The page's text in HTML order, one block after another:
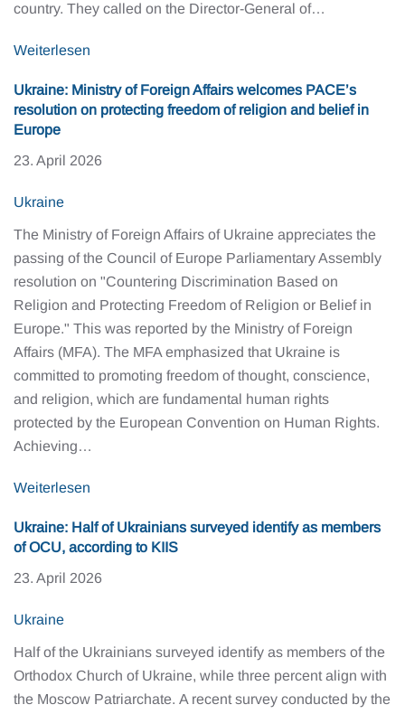
country. They called on the Director-General of…
Weiterlesen
Ukraine: Ministry of Foreign Affairs welcomes PACE’s
resolution on protecting freedom of religion and belief in
Europe
23. April 2026
Ukraine
The Ministry of Foreign Affairs of Ukraine appreciates the
passing of the Council of Europe Parliamentary Assembly
resolution on "Countering Discrimination Based on
Religion and Protecting Freedom of Religion or Belief in
Europe." This was reported by the Ministry of Foreign
Affairs (MFA). The MFA emphasized that Ukraine is
committed to promoting freedom of thought, conscience,
and religion, which are fundamental human rights
protected by the European Convention on Human Rights.
Achieving…
Weiterlesen
Ukraine: Half of Ukrainians surveyed identify as members
of OCU, according to KIIS
23. April 2026
Ukraine
Half of the Ukrainians surveyed identify as members of the
Orthodox Church of Ukraine, while three percent align with
the Moscow Patriarchate. A recent survey conducted by the